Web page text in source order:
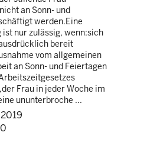
an Sonn- und
werden.Eine
nur zulässig, wenn:sich
bereit
vom allgemeinen
an Sonn- und Feiertagen
Frau in jeder Woche im
ununterbroche ...